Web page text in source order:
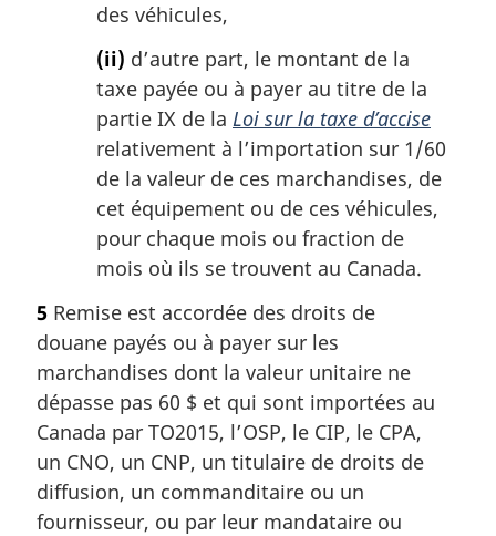
des véhicules,
(ii) d’autre part, le montant de la
taxe payée ou à payer au titre de la
partie IX de la Loi sur la taxe d’accise
relativement à l’importation sur 1/60
de la valeur de ces marchandises, de
cet équipement ou de ces véhicules,
pour chaque mois ou fraction de
mois où ils se trouvent au Canada.
5 Remise est accordée des droits de
douane payés ou à payer sur les
marchandises dont la valeur unitaire ne
dépasse pas 60 $ et qui sont importées au
Canada par TO2015, l’OSP, le CIP, le CPA,
un CNO, un CNP, un titulaire de droits de
diffusion, un commanditaire ou un
fournisseur, ou par leur mandataire ou